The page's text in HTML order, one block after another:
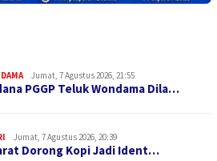
Jumat, 7 Agustus 2026, 21:55
PGGP Teluk Wondama Dila…
Jumat, 7 Agustus 2026, 20:39
Dorong Kopi Jadi Ident…